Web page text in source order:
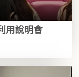
用說明會